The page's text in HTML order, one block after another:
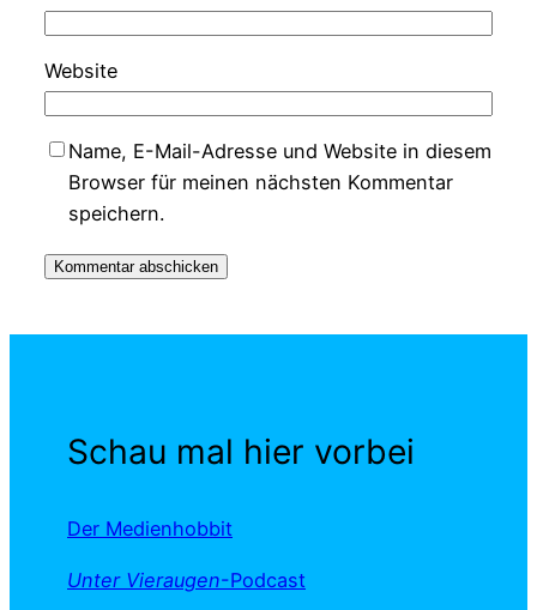
Website
Name, E-Mail-Adresse und Website in diesem
Browser für meinen nächsten Kommentar
speichern.
Schau mal hier vorbei
Der Medienhobbit
Unter Vieraugen-Podcast